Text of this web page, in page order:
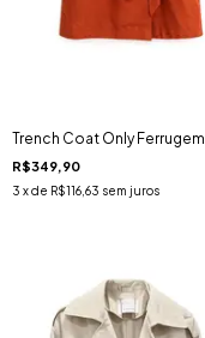
Trench Coat Only Ferrugem
R$349,90
3 x de R$116,63 sem juros